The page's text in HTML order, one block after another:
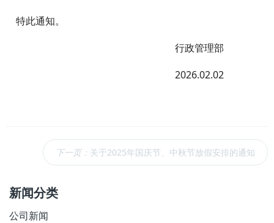
特此通知。
行政管理部
2026.02.02
下一页： 关于2025年国庆节、中秋节放假安排的通知
新闻分类
公司新闻